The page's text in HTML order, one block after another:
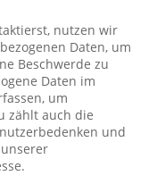
nutzen wir
Daten, um
Beschwerde zu
Daten im
um
zählt auch die
und